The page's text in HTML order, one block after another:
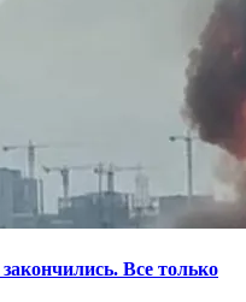
Все только